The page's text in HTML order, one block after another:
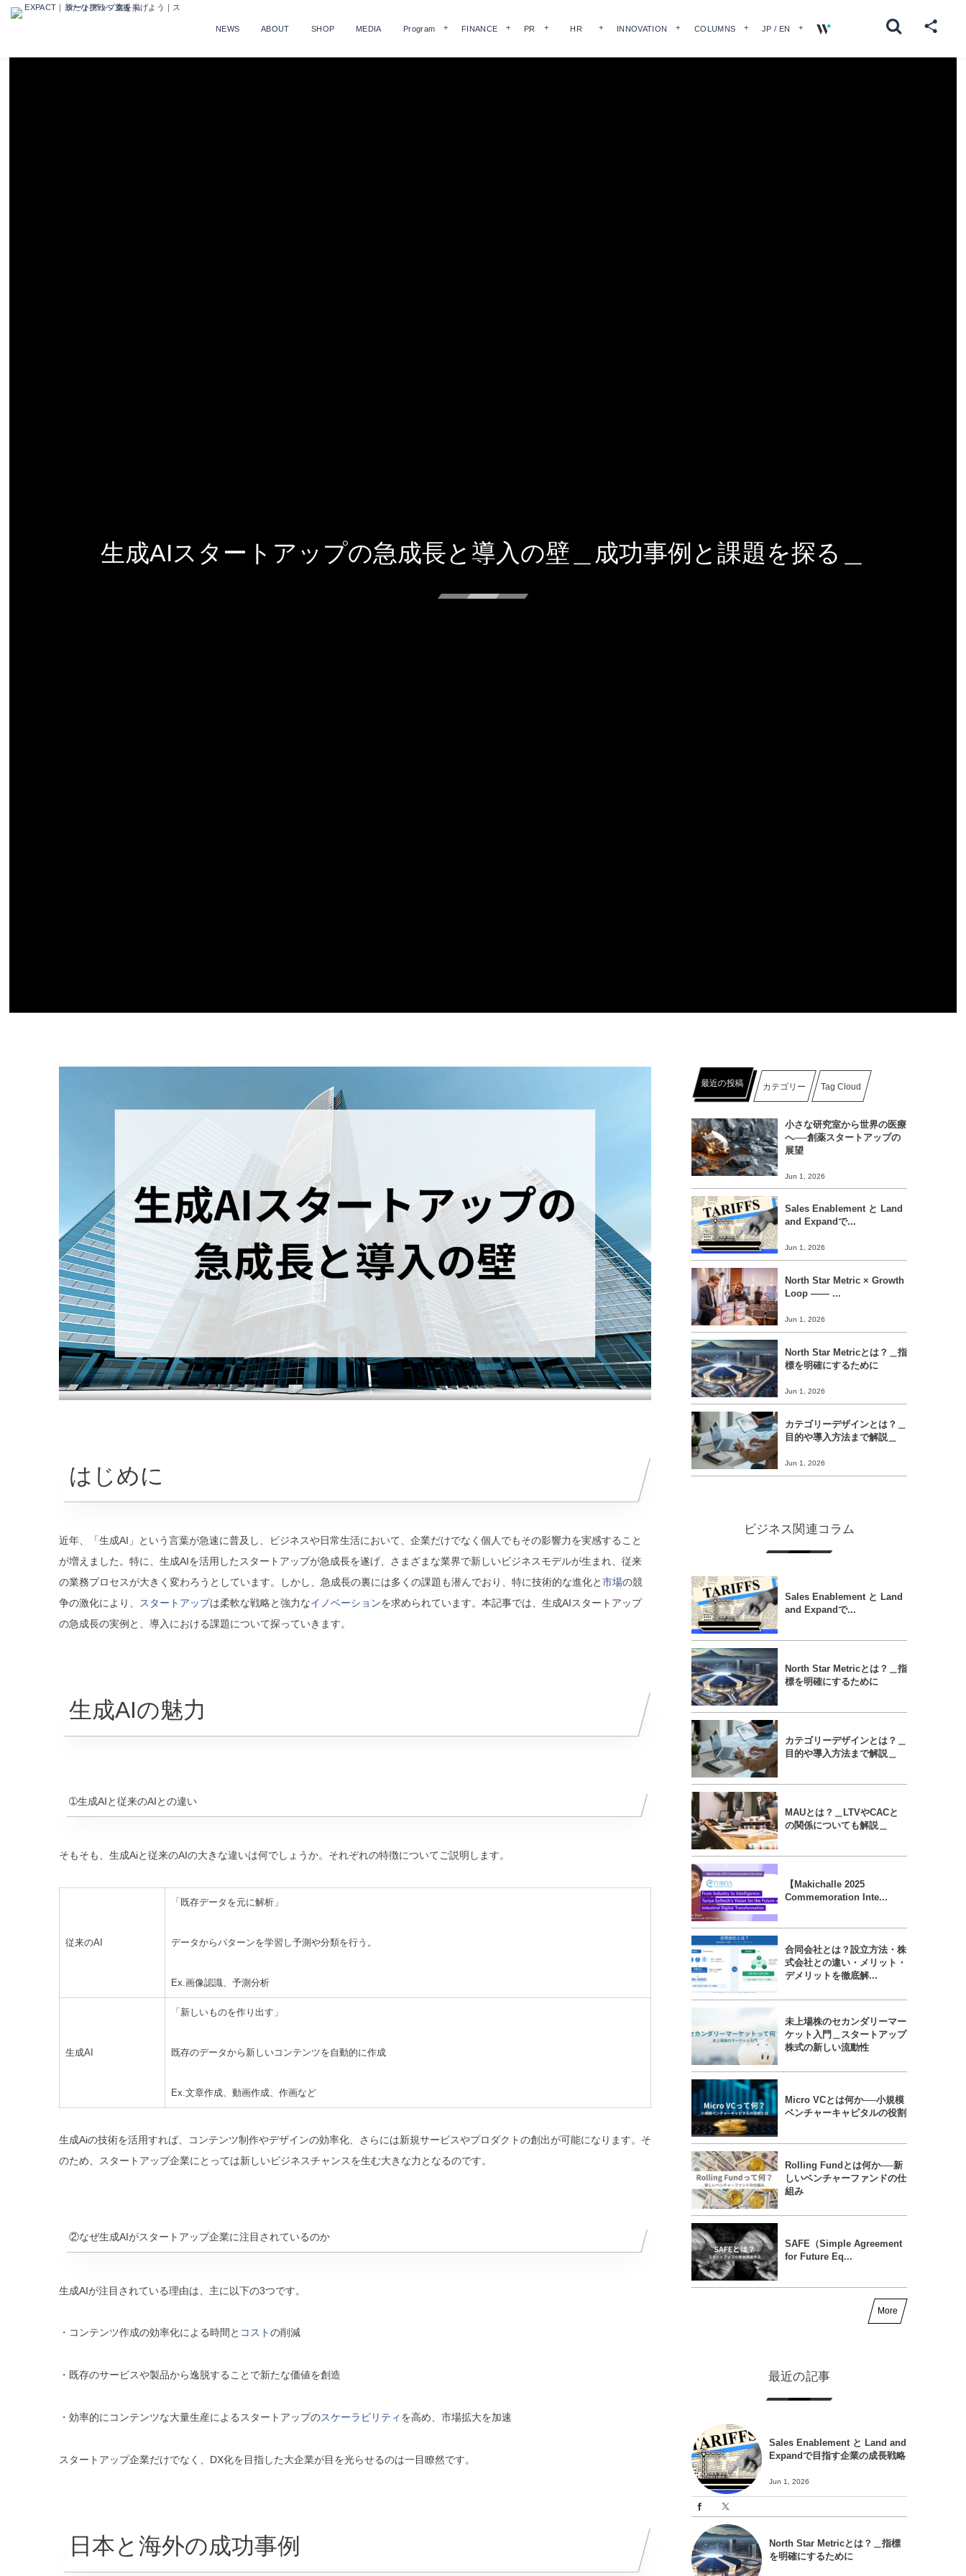
NEWS ABOUT SHOP MEDIA Program FINANCE PR HR INNOVATION COLUMNS JP / EN
生成AIスタートアップの急成長と導入の壁＿成功事例と課題を探る＿
はじめに
近年、「生成AI」という言葉が急速に普及し、ビジネスや日常生活において、企業だけでなく個人でもその影響力を実感すること
が増えました。特に、生成AIを活用したスタートアップが急成長を遂げ、さまざまな業界で新しいビジネスモデルが生まれ、従来
の業務プロセスが大きく変わろうとしています。しかし、急成長の裏には多くの課題も潜んでおり、特に技術的な進化と市場の競
争の激化により、
スタートアップは柔軟な戦略と強力なイノベーションを求められています。本記事では、生成AIスタートアップ
の急成長の実例と、導入における課題について探っていきます。
生成AIの魅力
➀生成AIと従来のAIとの違い
そもそも、生成Aiと従来のAIの大きな違いは何でしょうか。それぞれの特徴についてご説明します。
従来のAI
「既存データを元に解析」
データからパターンを学習し予測や分類を行う。
Ex.画像認識、予測分析
生成AI
「新しいものを作り出す」
既存のデータから新しいコンテンツを自動的に作成
Ex.文章作成、動画作成、作画など
生成Aiの技術を活用すれば、コンテンツ制作やデザインの効率化、さらには新規サービスやプロダクトの創出が可能になります。そ
のため、スタートアップ企業にとっては新しいビジネスチャンスを生む大きな力となるのです。
②なぜ生成AIがスタートアップ企業に注目されているのか
生成AIが注目されている理由は、主に以下の3つです。
・コンテンツ作成の効率化による時間と コストの削減
・既存のサービスや製品から逸脱することで新たな価値を創造
・効率的にコンテンツな大量生産によるスタートアップのスケーラビリティ を高め、市場拡大を加速
スタートアップ企業だけでなく、DX化を目指した大企業が目を光らせるのは一目瞭然です。
日本と海外の成功事例
最近の投稿 カテゴリー Tag Cloud
小さな研究室から世界の医療
へ──創薬スタートアップの
展望
Jun 1, 2026
Sales Enablement と Land
and Expandで...
Jun 1, 2026
North Star Metric × Growth
Loop ―― ...
Jun 1, 2026
North Star Metricとは？＿指
標を明確にするために
Jun 1, 2026
カテゴリーデザインとは？＿
目的や導入方法まで解説＿
Jun 1, 2026
ビジネス関連コラム
Sales Enablement と Land
and Expandで...
North Star Metricとは？＿指
標を明確にするために
カテゴリーデザインとは？＿
目的や導入方法まで解説＿
MAUとは？＿LTVやCACと
の関係についても解説＿
【Makichalle 2025
Commemoration Inte...
合同会社とは？設立方法・株
式会社との違い・メリット・
デメリットを徹底解...
未上場株のセカンダリーマー
ケット入門＿スタートアップ
株式の新しい流動性
Micro VCとは何か──小規模
ベンチャーキャピタルの役割
Rolling Fundとは何か──新
しいベンチャーファンドの仕
組み
SAFE（Simple Agreement
for Future Eq...
More
最近の記事
Sales Enablement と Land and
Expandで目指す企業の成長戦略
Jun 1, 2026
North Star Metricとは？＿指標
を明確にするために